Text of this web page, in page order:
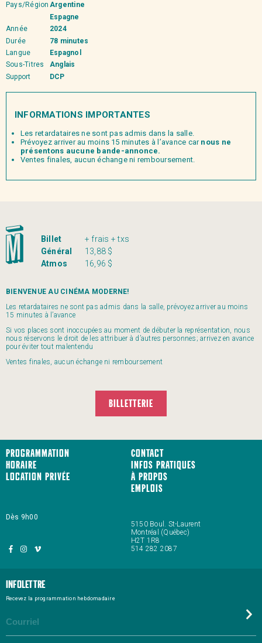
Pays/Région Argentine
Espagne
Année
2024
Durée
78 minutes
Langue
Espagnol
Sous-Titres
Anglais
Support
DCP
INFORMATIONS IMPORTANTES
Les retardataires ne sont pas admis dans la salle.
Prévoyez arriver au moins 15 minutes à l’avance carnous ne
présentons aucune bande-annonce.
Ventes finales, aucun échange ni remboursement.
Billet
+ frais + txs
Général
13,88 $
Atmos
16,96 $
BIENVENUE AU CINÉMA MODERNE!
Les retardataires ne sont pas admis dans la salle, prévoyez arriver au moins
15 minutes à l’avance
Si vos places sont inoccupées au moment de débuter la représentation, nous
nous réservons le droit de les attribuer à d’autres personnes; arrivez en avance
pour éviter tout malentendu
Ventes finales, aucun échange ni remboursement
BILLETTERIE
Programmation
Horaire
Location privée
Contact
Infos pratiques
À propos
Emplois
5150 Boul. St-Laurent
Montréal (Québec)
H2T 1R8
514 282 2087
Dès 9h00
Infolettre
Recevez la programmation hebdomadaire